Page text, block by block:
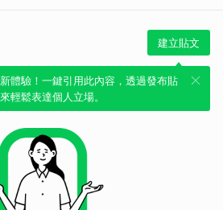
建立貼文
體驗！一鍵引用此內容，透過發布貼
輕鬆表達個人立場。